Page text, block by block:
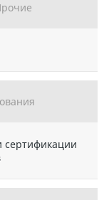
сертификации